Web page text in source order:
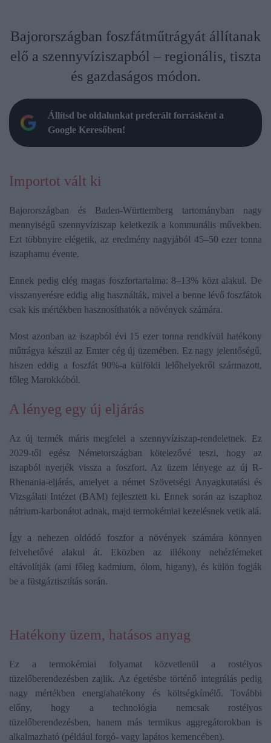
Bajorországban foszfátműtrágyát állítanak
elő a szennyvíziszapból – regionális, tiszta
és gazdaságos módon.
Állítsd be oldalunkat preferált forrásként a
Google Keresőben!
Importot vált ki
Bajorországban és Baden-Württemberg tartományban nagy
mennyiségű szennyvíziszap keletkezik a kommunális művekben.
Ezt többnyire elégetik, az eredmény nagyjából 45–50 ezer tonna
iszaphamu évente.
Ennek pedig elég magas foszfortartalma: 8–13% közt alakul. De
visszanyerésre eddig alig használták, mivel a benne lévő foszfátok
csak kis mértékben hasznosíthatók a növények számára.
Most azonban az iszapból évi 15 ezer tonna rendkívül hatékony
műtrágya készül az Emter cég új üzemében. Ez nagy jelentőségű,
hiszen eddig a foszfát 90%-a külföldi lelőhelyekről származott,
főleg Marokkóból.
A lényeg egy új eljárás
Az új termék máris megfelel a szennyvíziszap-rendeletnek. Ez
2029-től egész Németországban kötelezővé teszi, hogy az
iszapból nyerjék vissza a foszfort. Az üzem lényege az új R-
Rhenania-eljárás, amelyet a német Szövetségi Anyagkutatási és
Vizsgálati Intézet (BAM) fejlesztett ki. Ennek során az iszaphoz
nátrium-karbonátot adnak, majd termokémiai kezelésnek vetik alá.
Így a nehezen oldódó foszfor a növények számára könnyen
felvehetővé alakul át. Eközben az illékony nehézfémeket
eltávolítják (ami főleg kadmium, ólom, higany), és külön fogják
be a füstgáztisztítás során.
Hatékony üzem, hatásos anyag
Ez a termokémiai folyamat közvetlenül a rostélyos
tüzelőberendezésben zajlik. Az égetésbe történő integrálás pedig
nagy mértékben energiahatékony és költségkímélő. További
előny, hogy a technológia nemcsak rostélyos
tüzelőberendezésben, hanem más termikus aggregátorokban is
alkalmazható (például forgó- vagy lapátos kemencében).